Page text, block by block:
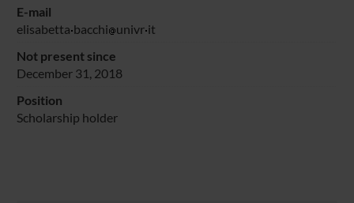
E-mail
elisabetta bacchi univr it
Not present since
December 31, 2018
Position
Scholarship holder